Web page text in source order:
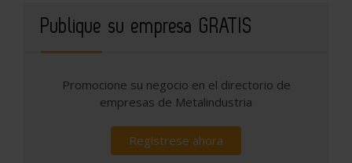
Publique su empresa GRATIS
Promocione su negocio en el directorio de
empresas de Metalindustria
Regístrese ahora